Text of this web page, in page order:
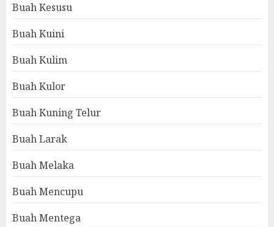
Buah Kesusu
Buah Kuini
Buah Kulim
Buah Kulor
Buah Kuning Telur
Buah Larak
Buah Melaka
Buah Mencupu
Buah Mentega